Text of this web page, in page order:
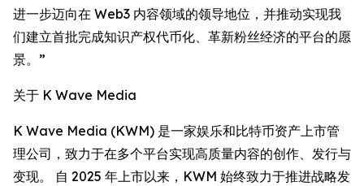
进一步迈向在 Web3 内容领域的领导地位，并推动实现我
们建立首批完成知识产权代币化、革新粉丝经济的平台的愿
景。”
关于 K Wave Media
K Wave Media (KWM) 是一家娱乐和比特币资产上市管
理公司，致力于在多个平台实现高质量内容的创作、发行与
变现。 自 2025 年上市以来，KWM 始终致力于推进战略发